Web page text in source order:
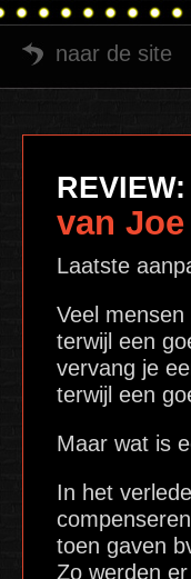
naar de site
REVIEW:
van
Laatste
Veel
terwijl een
vervang je
terwijl een
Maar wat is
In het
toen gaven
Zo werden